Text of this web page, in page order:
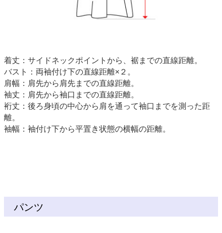
着丈：サイドネックポイントから、裾までの直線距離。
バスト：両袖付け下の直線距離×２。
肩幅：肩先から肩先までの直線距離。
袖丈：肩先から袖口までの直線距離。
裄丈：後ろ身頃の中心から肩を通って袖口までを測った距
離。
袖幅：袖付け下から平置き状態の横幅の距離。
パンツ